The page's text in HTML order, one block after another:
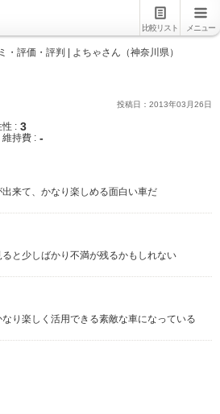
比較リスト メニュー
評価・評判 | よちゃさん（神奈川県）
投稿日： 2013年03 月26日
性 : 3
維持費 : -
来て、かなり楽しめる面白い車だ
と少しばかり不満が残るかもしれない
り楽しく活用できる素敵な車になっている